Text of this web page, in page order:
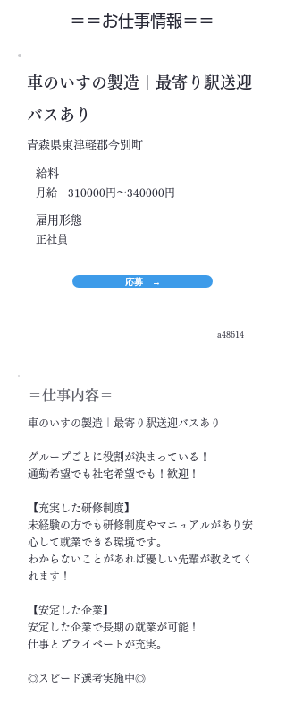
＝＝​お仕事情報＝＝
車のいすの製造｜最寄り駅送迎
バスあり
青森県東津軽郡今別町
​給料
月給 310000円～340000円
​雇用形態
正社員
応募 →
a48614
＝​仕事内容＝
車のいすの製造｜最寄り駅送迎バスあり
グループごとに役割が決まっている！
通勤希望でも社宅希望でも！歓迎！
【充実した研修制度】
未経験の方でも研修制度やマニュアルがあり安
心して就業できる環境です。
わからないことがあれば優しい先輩が教えてく
れます！
【安定した企業】
安定した企業で長期の就業が可能！
仕事とプライベートが充実。
◎スピード選考実施中◎